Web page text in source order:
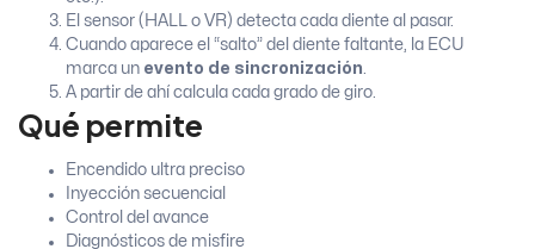
El sensor (HALL o VR) detecta cada diente al pasar.
Cuando aparece el “salto” del diente faltante, la ECU
marca un evento de sincronización
A partir de ahí calcula cada grado de giro.
Qué permite
Encendido ultra preciso
Inyección secuencial
Control del avance
Diagnósticos de misfire